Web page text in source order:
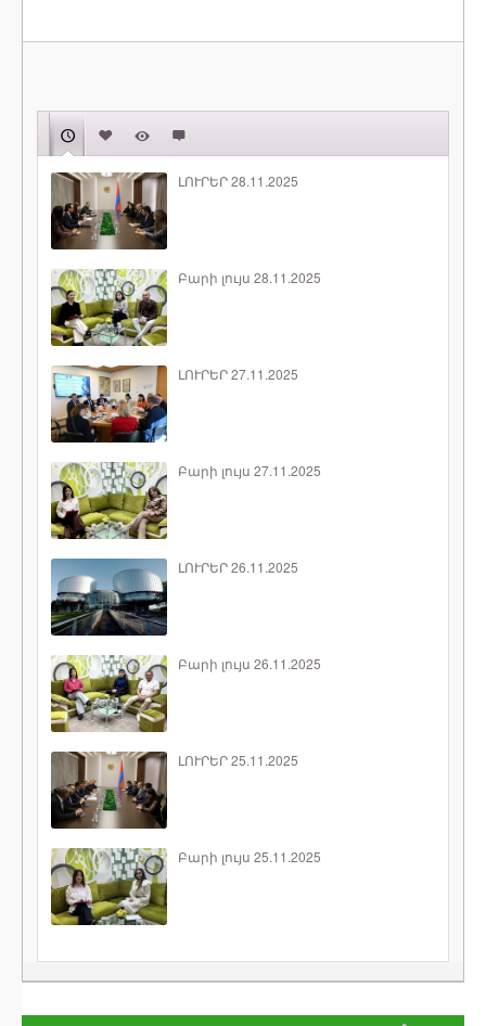
ԼՈՒՐԵՐ 28.11.2025
Բարի լույս 28.11.2025
ԼՈՒՐԵՐ 27.11.2025
Բարի լույս 27.11.2025
ԼՈՒՐԵՐ 26.11.2025
Բարի լույս 26.11.2025
ԼՈՒՐԵՐ 25.11.2025
Բարի լույս 25.11.2025